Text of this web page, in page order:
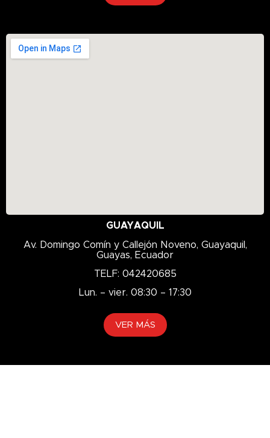
GUAYAQUIL
Av. Domingo Comín y Callejón Noveno, Guayaquil,
Guayas, Ecuador
TELF: 042420685
Lun. – vier. 08:30 – 17:30
VER MÁS